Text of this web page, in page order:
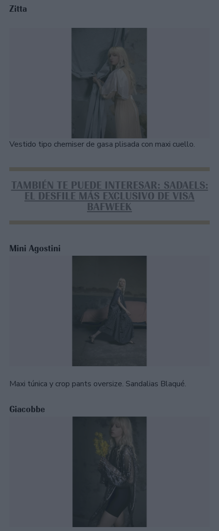
Zitta
Vestido tipo chemiser de gasa plisada con maxi cuello.
TAMBIÉN TE PUEDE INTERESAR: SADAELS:
EL DESFILE MÁS EXCLUSIVO DE VISA
BAFWEEK
Mini Agostini
Maxi túnica y crop pants oversize. Sandalias Blaqué.
Giacobbe